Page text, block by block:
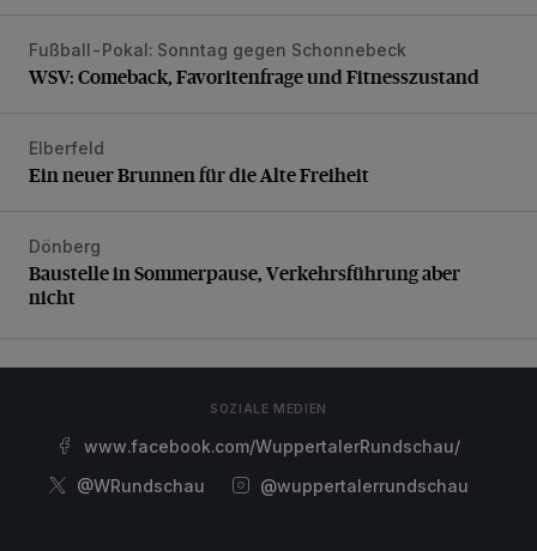
WSV: Comeback, Favoritenfrage und Fitnesszustand
Fußball-Pokal: Sonntag gegen Schonnebeck
WSV: Comeback, Favoritenfrage und Fitnesszustand
Ein neuer Brunnen für die Alte Freiheit
Elberfeld
Ein neuer Brunnen für die Alte Freiheit
Baustelle in Sommerpause, Verkehrsführung aber nicht
Dönberg
Baustelle in Sommerpause, Verkehrsführung aber
nicht
SOZIALE MEDIEN
www.facebook.com/WuppertalerRundschau/
@WRundschau
@wuppertalerrundschau